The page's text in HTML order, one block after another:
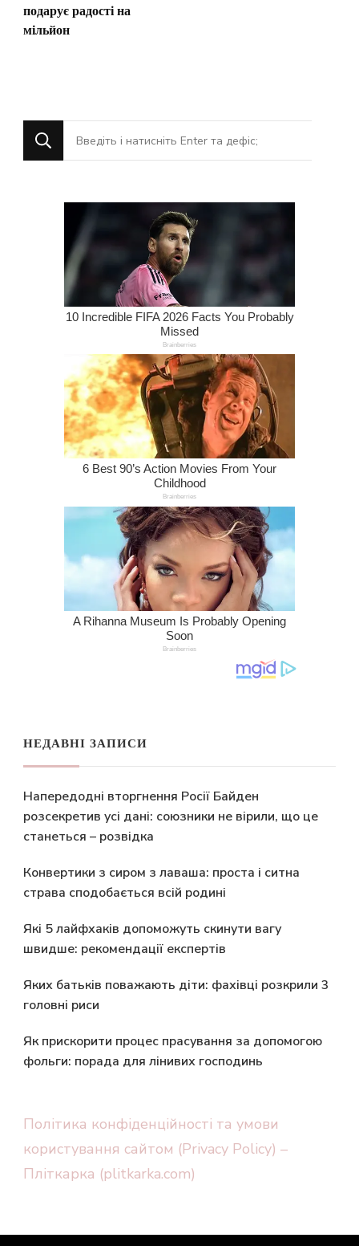
подарує радості на
мільйон
Шукаєте
щось?
НЕДАВНІ ЗАПИСИ
Напередодні вторгнення Росії Байден
розсекретив усі дані: союзники не вірили, що це
станеться – розвідка
Конвертики з сиром з лаваша: проста і ситна
страва сподобається всій родині
Які 5 лайфхаків допоможуть скинути вагу
швидше: рекомендації експертів
Яких батьків поважають діти: фахівці розкрили 3
головні риси
Як прискорити процес прасування за допомогою
фольги: порада для лінивих господинь
Політика конфіденційності та умови
користування сайтом (Privacy Policy) –
Пліткарка (plitkarka.com)